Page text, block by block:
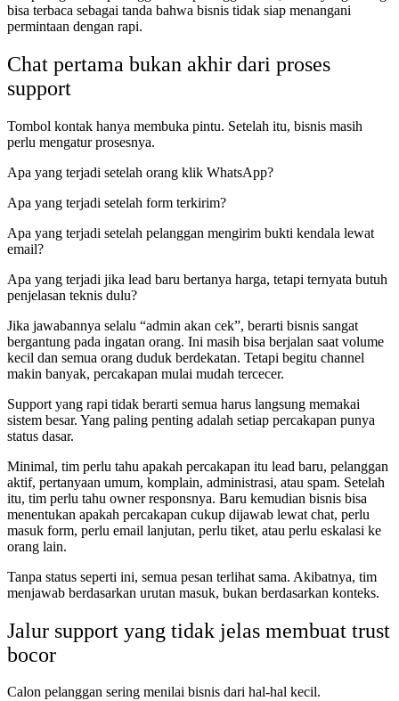
bisa terbaca sebagai tanda bahwa bisnis tidak siap menangani
permintaan dengan rapi.
Chat pertama bukan akhir dari proses
support
Tombol kontak hanya membuka pintu. Setelah itu, bisnis masih
perlu mengatur prosesnya.
Apa yang terjadi setelah orang klik WhatsApp?
Apa yang terjadi setelah form terkirim?
Apa yang terjadi setelah pelanggan mengirim bukti kendala lewat
email?
Apa yang terjadi jika lead baru bertanya harga, tetapi ternyata butuh
penjelasan teknis dulu?
Jika jawabannya selalu “admin akan cek”, berarti bisnis sangat
bergantung pada ingatan orang. Ini masih bisa berjalan saat volume
kecil dan semua orang duduk berdekatan. Tetapi begitu channel
makin banyak, percakapan mulai mudah tercecer.
Support yang rapi tidak berarti semua harus langsung memakai
sistem besar. Yang paling penting adalah setiap percakapan punya
status dasar.
Minimal, tim perlu tahu apakah percakapan itu lead baru, pelanggan
aktif, pertanyaan umum, komplain, administrasi, atau spam. Setelah
itu, tim perlu tahu owner responsnya. Baru kemudian bisnis bisa
menentukan apakah percakapan cukup dijawab lewat chat, perlu
masuk form, perlu email lanjutan, perlu tiket, atau perlu eskalasi ke
orang lain.
Tanpa status seperti ini, semua pesan terlihat sama. Akibatnya, tim
menjawab berdasarkan urutan masuk, bukan berdasarkan konteks.
Jalur support yang tidak jelas membuat trust
bocor
Calon pelanggan sering menilai bisnis dari hal-hal kecil.